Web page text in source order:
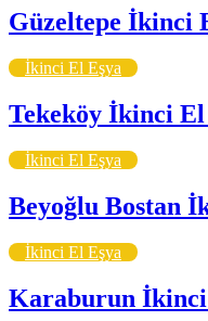
Güzeltepe İkinci
İkinci El Eşya
Tekeköy İkinci
İkinci El Eşya
Beyoğlu Bostan
İkinci El Eşya
Karaburun